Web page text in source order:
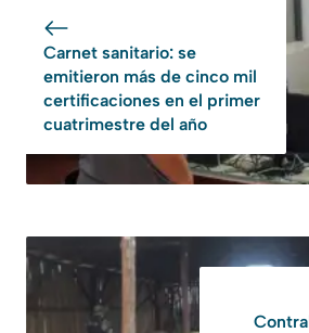
Carnet sanitario: se
emitieron más de cinco mil
certificaciones en el primer
cuatrimestre del año